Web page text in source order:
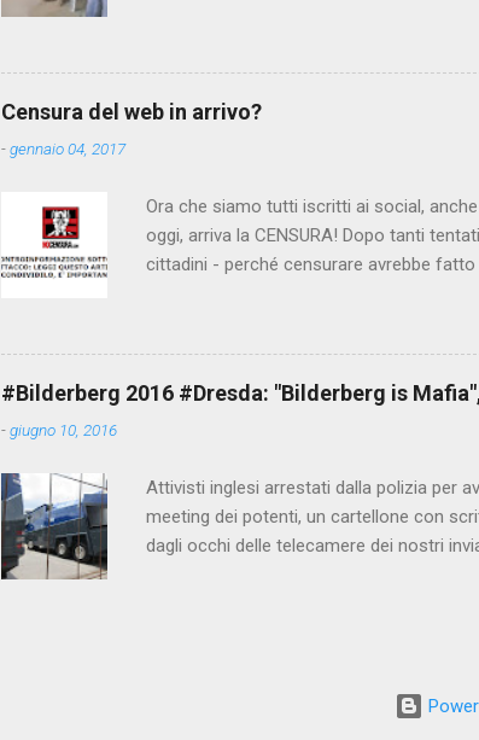
state punite e allontanate dalla scuola.
Censura del web in arrivo?
-gennaio 04, 2017
Ora che siamo tutti iscritti ai social,
oggi, arriva la CENSURA! Dopo tanti
cittadini - perché censurare avrebbe
AGCM (da non confondere con
Matteo Renzi ma il buon Renziloni ,
che per l'ex sindaco di Firenze sarebbero
sdoganamento della censura del web.
#Bilderberg 2016 #Dresda: "Bilderberg is
-giugno 10, 2016
Attivisti inglesi arrestati dalla polizia per
meeting dei potenti, un cartellone con
dagli occhi delle telecamere dei nostri
evitando che la scena fosse ripresa. E'
ordine mondiale : Dresda, espongono
http://veritanwo.altervista.org/dresda-